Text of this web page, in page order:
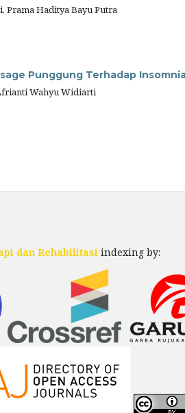
Prama Haditya Bayu Putra
Punggung Terhadap
Wahyu Widiarti
dan Rehabilitasi indexing by: